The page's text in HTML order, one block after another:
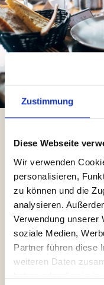
Zustimmung
Diese Webseite
Wir verwenden
personalisieren,
zu können und die
analysieren.
Verwendung unserer
soziale Medien,
Partner führen diese
weiteren Daten
haben oder die sie
Bleiben
Wir informieren Sie
unserer
Veranstaltungen.